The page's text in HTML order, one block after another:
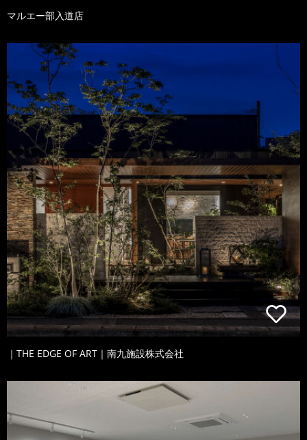
マルエー部入道店
｜THE EDGE OF ART｜南九施設株式会社